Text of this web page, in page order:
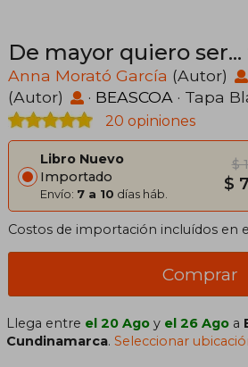
De mayor quiero
Anna Morató García (Autor)
(Autor)
· BEASCOA · Tapa
20 opiniones
Libro Nuevo
Importado
Envío: 7 a 10 días háb.
$
$
Costos de importación incluídos en
Comprar
Llega entre el 20 Ago y el 26 Ago a
Cundinamarca.Seleccionar